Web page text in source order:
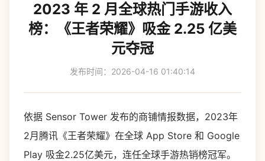
2023 年 2 月全球热门手游收入
榜：《王者荣耀》吸金 2.25 亿美
元夺冠
发布时间：2026-04-16 01:40:14
依据 Sensor Tower 发布的商铺情报数据，2023年
2月腾讯《王者荣耀》在全球 App Store 和 Google
Play 吸金2.25亿美元，连任全球手游热销榜冠军。